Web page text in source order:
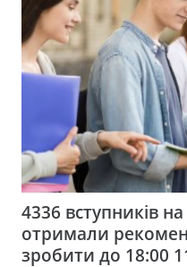
4336 вступників
отримали
зробити до 18:00